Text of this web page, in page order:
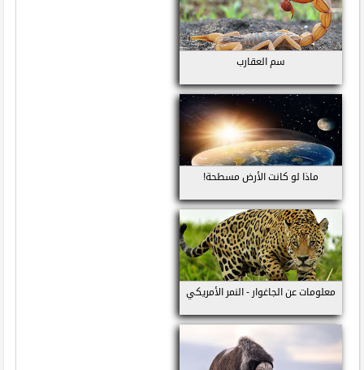
سم العقارب
ماذا لو كانت الأرض مسطحة!
معلومات عن الجاغوار - النمر الأمريكي